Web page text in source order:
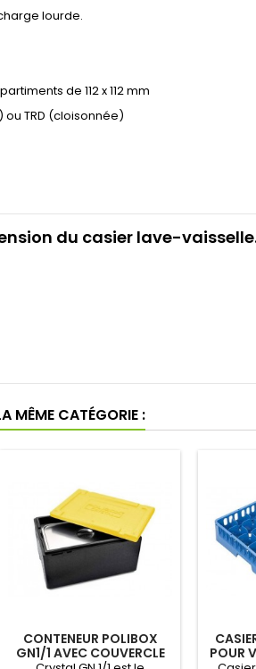
lourde.
de 112 x 112 mm
ou TRD (cloisonnée)
du casier lave-
MÊME CATÉGORIE :
CONTENEUR POLIBOX
GN1/1 AVEC COUVERCLE
POUR